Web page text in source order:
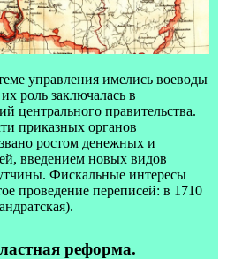
управления имелись воеводы
роль заключалась в
центрального правительства.
приказных органов
ростом денежных и
введением новых видов
Фискальные интересы
проведение переписей: в 1710
реформа.